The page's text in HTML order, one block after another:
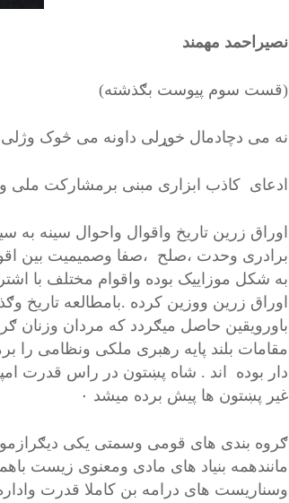
نصیراحمد مهمند
(قست سوم پیوست بګذشته)
نه می دچادمال خوړلی داونه می څوک
ادعای کاذب ابزاری مبنی برمشارکت ملی
اوراق زرین تاریخ واقوال واحوال سینه به
برادری وحدت ،صلح ،صفا وصمیمیت بین
به شکل موزاییک بوده واقوام مختلف با
اوراق زرین ووزین کرده .بامطالعه تاریخ
باورویقین حاصل میګردد که مردان
مقامات بلند پایه رهبری ملکی ونظامی
دار بوده اند . شاه پښتون در راس قدرت
غیر پښتون ها پیش برده میشد ۰
ګروه بندی های قومی وسمتی یکی
مانندهمه بنیاد های مادی ومعنوی زیست
وسناریست های درامه بن کاملا قدرت